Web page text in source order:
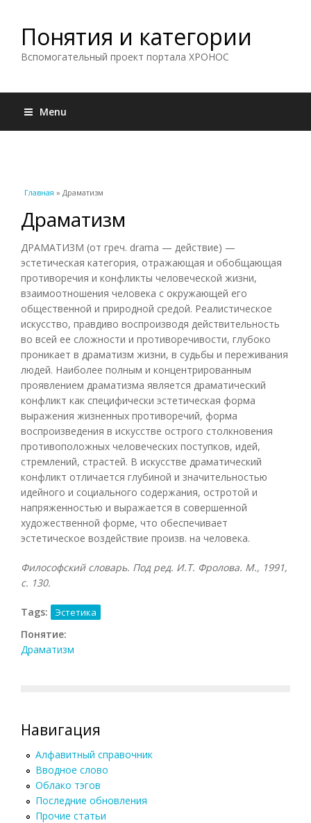
Понятия и категории
Вспомогательный проект портала ХРОНОС
Menu
Вы здесь
Главная » Драматизм
Драматизм
ДРАМАТИЗМ (от греч. drama — действие) —
эстетическая категория, отражающая и обобщающая
противоречия и конфликты человеческой жизни,
взаимоотношения человека с окружающей его
общественной и природной средой. Реалистическое
искусство, правдиво воспроизводя действительность
во всей ее сложности и противоречивости, глубоко
проникает в драматизм жизни, в судьбы и переживания
людей. Наиболее полным и концентрированным
проявлением драматизма является драматический
конфликт как специфически эстетическая форма
выражения жизненных противоречий, форма
воспроизведения в искусстве острого столкновения
противоположных человеческих поступков, идей,
стремлений, страстей. В искусстве драматический
конфликт отличается глубиной и значительностью
идейного и социального содержания, остротой и
напряженностью и выражается в совершенной
художественной форме, что обеспечивает
эстетическое воздействие произв. на человека.
Философский словарь. Под ред. И.Т. Фролова. М., 1991,
с. 130.
Tags: Эстетика
Понятие:
Драматизм
Навигация
Алфавитный справочник
Вводное слово
Облако тэгов
Последние обновления
Прочие статьи